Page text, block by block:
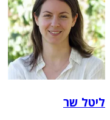
ליטל שר